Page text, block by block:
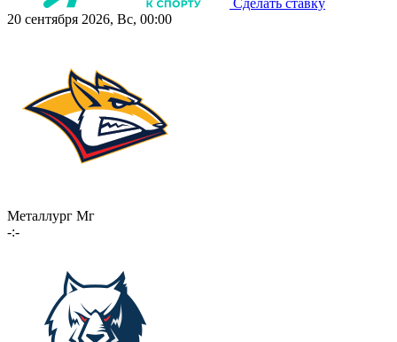
Сделать ставку
20 сентября 2026, Вс, 00:00
Металлург Мг
-:-